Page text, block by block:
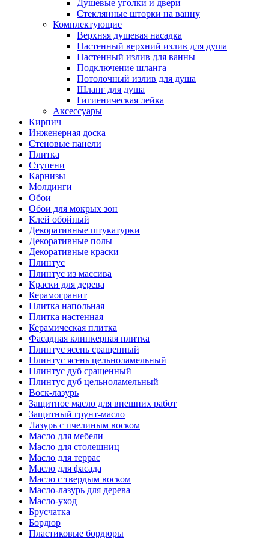
Душевые уголки и двери
Стеклянные шторки на ванну
Комплектующие
Верхняя душевая насадка
Настенный верхний излив для душа
Настенный излив для ванны
Подключение шланга
Потолочный излив для душа
Шланг для душа
Гигиеническая лейка
Аксессуары
Кирпич
Инженерная доска
Стеновые панели
Плитка
Ступени
Карнизы
Молдинги
Обои
Обои для мокрых зон
Клей обойный
Декоративные штукатурки
Декоративные полы
Декоративные краски
Плинтус
Плинтус из массива
Краски для дерева
Керамогранит
Плитка напольная
Плитка настенная
Керамическая плитка
Фасадная клинкерная плитка
Плинтус ясень сращенный
Плинтус ясень цельноламельный
Плинтус дуб сращенный
Плинтус дуб цельноламельный
Воск-лазурь
Защитное масло для внешних работ
Защитный грунт-масло
Лазурь с пчелиным воском
Масло для мебели
Масло для столешниц
Масло для террас
Масло для фасада
Масло с твердым воском
Масло-лазурь для дерева
Масло-уход
Брусчатка
Бордюр
Пластиковые бордюры